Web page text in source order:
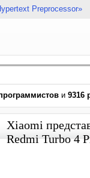
Preprocessor»
и 9316
Xiaomi
Redmi Turbo 4